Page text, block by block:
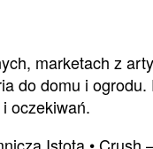
marketach z
do domu i
oczekiwań.